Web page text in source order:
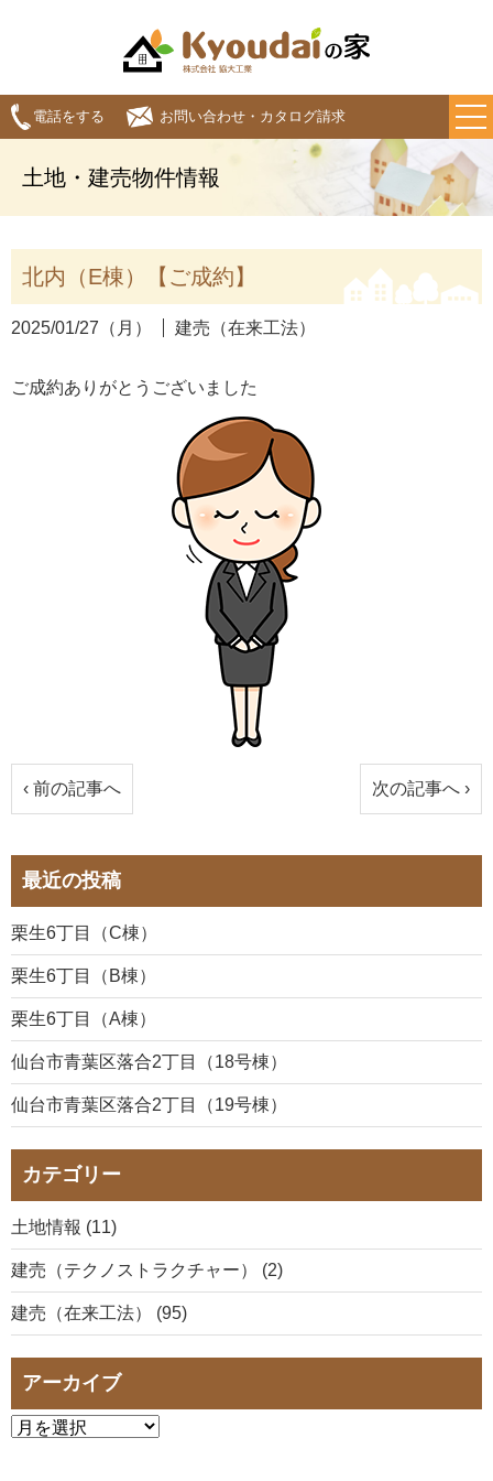
電話をする お問い合わせ・カタログ請求
土地・建売物件情報
北内（E棟）【ご成約】
2025/01/27（月） 建売（在来工法）
ご成約ありがとうございました
‹ 前の記事へ 次の記事へ ›
最近の投稿
栗生6丁目（C棟）
栗生6丁目（B棟）
栗生6丁目（A棟）
仙台市青葉区落合2丁目（18号棟）
仙台市青葉区落合2丁目（19号棟）
カテゴリー
土地情報 (11)
建売（テクノストラクチャー） (2)
建売（在来工法） (95)
アーカイブ